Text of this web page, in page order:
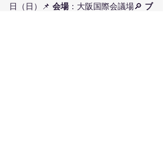
日（日）📌 会場：大阪国際会議場🔎 ブ